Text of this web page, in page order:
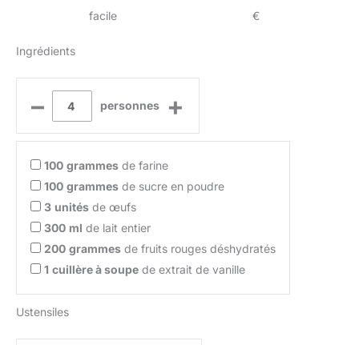
facile €
Ingrédients
– personnes +
100 grammes de farine
100 grammes de sucre en poudre
3 unités de œufs
300 ml de lait entier
200 grammes de fruits rouges déshydratés
1 cuillère à soupe de extrait de vanille
Ustensiles